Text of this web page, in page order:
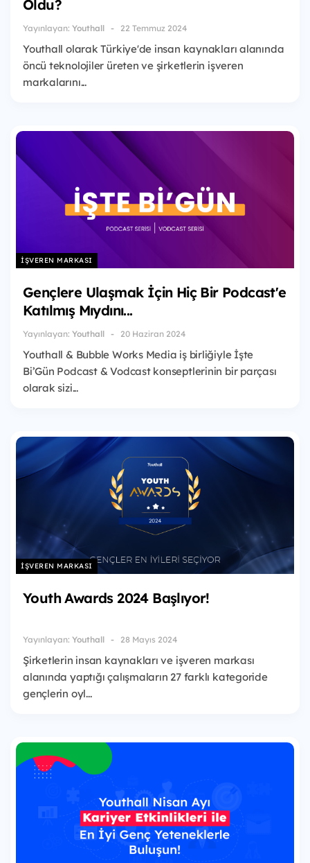
Oldu?
Yayınlayan: Youthall 22 Temmuz 2024
Youthall olarak Türkiye'de insan kaynakları alanında
öncü teknolojiler üreten ve şirketlerin işveren
markalarını...
İŞVEREN MARKASI
Gençlere Ulaşmak İçin Hiç Bir Podcast'e
Katılmış Mıydını...
Yayınlayan: Youthall 20 Haziran 2024
Youthall & Bubble Works Media iş birliğiyle İşte
Bi’Gün Podcast & Vodcast konseptlerinin bir parçası
olarak sizi...
İŞVEREN MARKASI
Youth Awards 2024 Başlıyor!
Yayınlayan: Youthall 28 Mayıs 2024
Şirketlerin insan kaynakları ve işveren markası
alanında yaptığı çalışmaların 27 farklı kategoride
gençlerin oyl...